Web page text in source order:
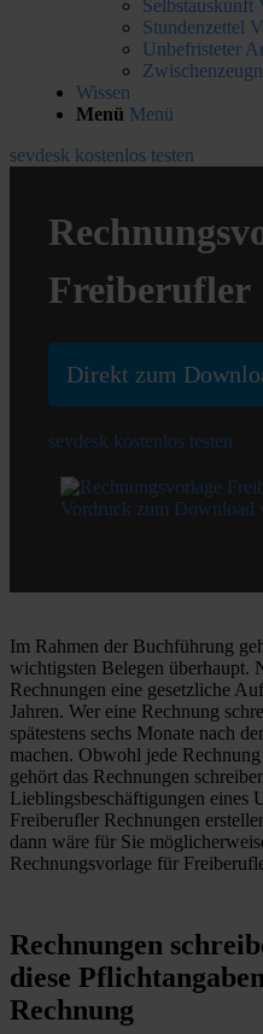
Selbstauskunft
Stundenzettel
Unbefristeter
Wissen
Menü Menü
sevdesk kostenlos testen
Freiberufler
Direkt zum
sevdesk kostenlos testen
Im Rahmen der Buchführung
wichtigsten Belegen überhaupt.
Rechnungen eine gesetzliche
Jahren. Wer eine Rechnung
spätestens sechs Monate nach
machen. Obwohl jede
gehört das Rechnungen
Lieblingsbeschäftigungen eines
Freiberufler Rechnungen
dann wäre für Sie
Rechnungsvorlage für
Rechnungen
diese
Rechnung